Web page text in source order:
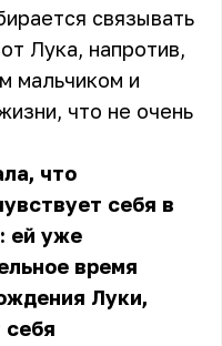
связывать
Лука, напротив,
мальчиком и
что не очень
что
себя в
: ей уже
время
Луки,
себя